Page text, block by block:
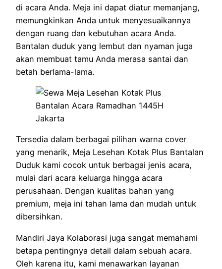
di acara Anda. Meja ini dapat diatur memanjang,
memungkinkan Anda untuk menyesuaikannya
dengan ruang dan kebutuhan acara Anda.
Bantalan duduk yang lembut dan nyaman juga
akan membuat tamu Anda merasa santai dan
betah berlama-lama.
Tersedia dalam berbagai pilihan warna cover
yang menarik, Meja Lesehan Kotak Plus Bantalan
Duduk kami cocok untuk berbagai jenis acara,
mulai dari acara keluarga hingga acara
perusahaan. Dengan kualitas bahan yang
premium, meja ini tahan lama dan mudah untuk
dibersihkan.
Mandiri Jaya Kolaborasi juga sangat memahami
betapa pentingnya detail dalam sebuah acara.
Oleh karena itu, kami menawarkan layanan